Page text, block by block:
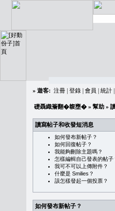
» 遊客: 注冊 登錄 會員 統計
礎聶織簷翻�䪖壅� » 幫助 »
讀寫帖子和收發短消息
如何發布新帖子？
如何回復帖子？
我能夠刪除主題嗎？
怎樣編輯自己發表的帖子
我可不可以上傳附件？
什麼是 Smilies？
該怎樣發起一個投票？
如何發布新帖子？